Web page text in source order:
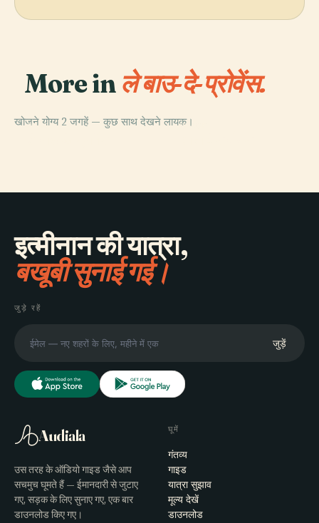
More in ले बाउ-दे-प्रोवेंस.
खोजने योग्य 2 जगहें — कुछ साथ देखने लायक।
PLACE PLACE
इत्मीनान की यात्रा,
बखूबी सुनाई गई।
जुड़े रहें
जुड़ें
Audiala
उस तरह के ऑडियो गाइड जैसे आप
सचमुच घूमते हैं — ईमानदारी से जुटाए
गए, सड़क के लिए सुनाए गए, एक बार
डाउनलोड किए गए।
घूमें
गंतव्य
गाइड
यात्रा सुझाव
मूल्य देखें
डाउनलोड